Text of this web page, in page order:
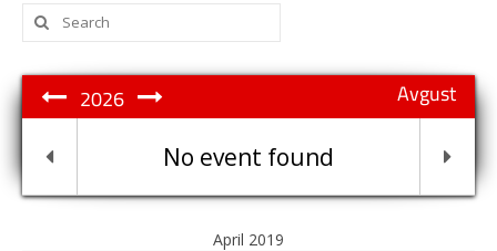
Search
for:
Avgust
2026
No event found
April 2019